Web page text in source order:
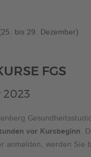
bis 29. Dezember)
FGS
2023
vor Kursbeginn.
anmelden, werden Sie